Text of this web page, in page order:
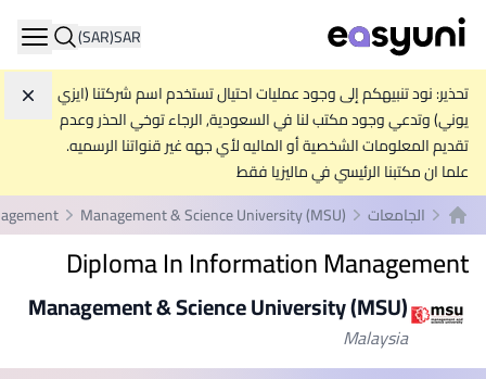
SAR
(SAR)
تحذير: نود تنبيهكم إلى وجود عمليات احتيال تستخدم اسم شركتنا (ايزي
يوني) وتدعي وجود مكتب لنا في السعودية, الرجاء توخي الحذر وعدم
تقديم المعلومات الشخصية أو الماليه لأي جهه غير قنواتنا الرسميه.
علما ان مكتبنا الرئيسي في ماليزيا فقط
الصفحة الرئيسية
الجامعات Management & Science University (MSU)
Diploma In Information Management
Management & Science University (MSU)
Malaysia